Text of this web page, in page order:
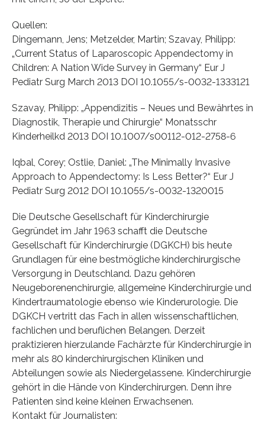
Quellen:
Dingemann, Jens; Metzelder, Martin; Szavay, Philipp:
„Current Status of Laparoscopic Appendectomy in
Children: A Nation Wide Survey in Germany“ Eur J
Pediatr Surg March 2013 DOI 10.1055/s-0032-1333121
Szavay, Philipp: „Appendizitis – Neues und Bewährtes in
Diagnostik, Therapie und Chirurgie“ Monatsschr
Kinderheilkd 2013 DOI 10.1007/s00112-012-2758-6
Iqbal, Corey; Ostlie, Daniel: „The Minimally Invasive
Approach to Appendectomy: Is Less Better?“ Eur J
Pediatr Surg 2012 DOI 10.1055/s-0032-1320015
Die Deutsche Gesellschaft für Kinderchirurgie
Gegründet im Jahr 1963 schafft die Deutsche
Gesellschaft für Kinderchirurgie (DGKCH) bis heute
Grundlagen für eine bestmögliche kinderchirurgische
Versorgung in Deutschland. Dazu gehören
Neugeborenenchirurgie, allgemeine Kinderchirurgie und
Kindertraumatologie ebenso wie Kinderurologie. Die
DGKCH vertritt das Fach in allen wissenschaftlichen,
fachlichen und beruflichen Belangen. Derzeit
praktizieren hierzulande Fachärzte für Kinderchirurgie in
mehr als 80 kinderchirurgischen Kliniken und
Abteilungen sowie als Niedergelassene. Kinderchirurgie
gehört in die Hände von Kinderchirurgen. Denn ihre
Patienten sind keine kleinen Erwachsenen.
Kontakt für Journalisten: